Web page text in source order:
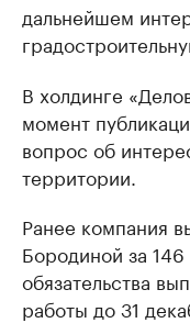
дальнейшем
В холдинге
момент
вопрос об
территории.
Ранее компания
Бородиной за
обязательства
работы до 31